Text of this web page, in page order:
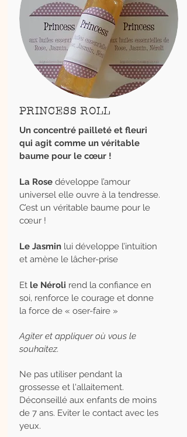
PRINCESS ROLL
Un concentré pailleté et fleuri
qui agit comme un véritable
baume pour le cœur !
La Rose développe l’amour
universel elle ouvre à la tendresse.
C’est un véritable baume pour le
cœur !
Le Jasmin lui développe l’intuition
et amène le lâcher-prise
Et le Néroli rend la confiance en
soi, renforce le courage et donne
la force de « oser-faire »
Agiter et appliquer où vous le
souhaitez.
Ne pas utiliser pendant la
grossesse et l'allaitement.
Déconseillé aux enfants de moins
de 7 ans. Eviter le contact avec les
yeux.